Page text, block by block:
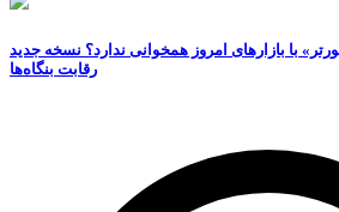
با بازارهای امروز همخوانی ندارد؟ نسخه جدید
رقابت‌ بنگاه‌ها